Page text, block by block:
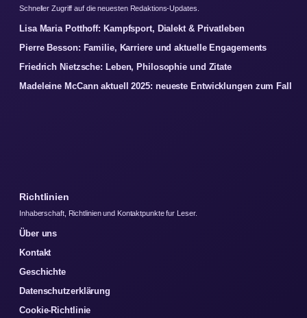
Schneller Zugriff auf die neuesten Redaktions-Updates.
Lisa Maria Potthoff: Kampfsport, Dialekt & Privatleben
Pierre Besson: Familie, Karriere und aktuelle Engagements
Friedrich Nietzsche: Leben, Philosophie und Zitate
Madeleine McCann aktuell 2025: neueste Entwicklungen zum Fall
Richtlinien
Inhaberschaft, Richtlinien und Kontaktpunkte fur Leser.
Über uns
Kontakt
Geschichte
Datenschutzerklärung
Cookie-Richtlinie